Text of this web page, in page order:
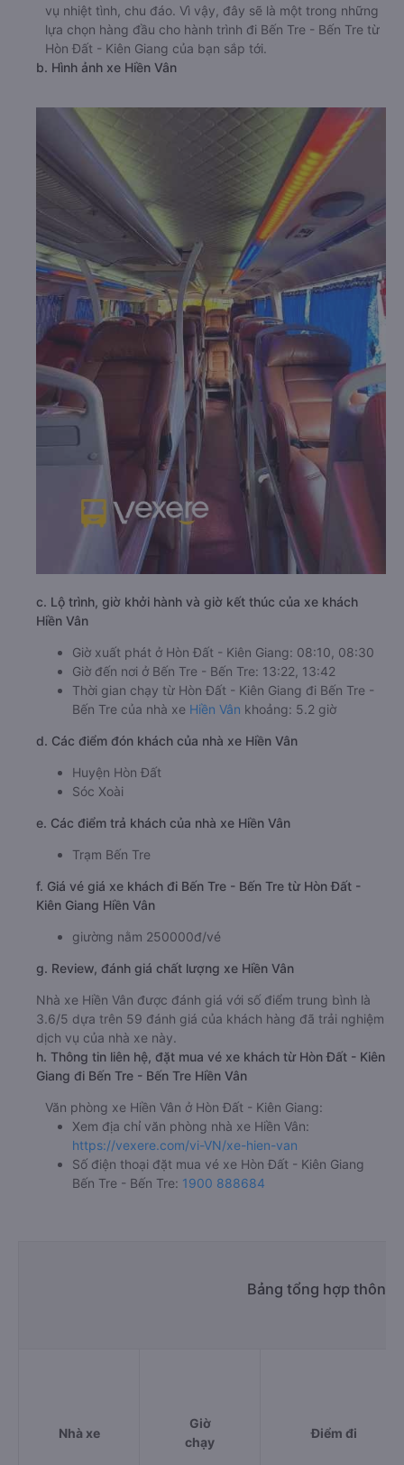
vụ nhiệt tình, chu đáo. Vì vậy, đây sẽ là một trong những
lựa chọn hàng đầu cho hành trình đi Bến Tre - Bến Tre từ
Hòn Đất - Kiên Giang của bạn sắp tới.
b. Hình ảnh xe Hiền Vân
c. Lộ trình, giờ khởi hành và giờ kết thúc của xe khách
Hiền Vân
Giờ xuất phát ở Hòn Đất - Kiên Giang: 08:10, 08:30
Giờ đến nơi ở Bến Tre - Bến Tre: 13:22, 13:42
Thời gian chạy từ Hòn Đất - Kiên Giang đi Bến Tre -
Bến Tre của nhà xe Hiền Vân khoảng: 5.2 giờ
d. Các điểm đón khách của nhà xe Hiền Vân
Huyện Hòn Đất
Sóc Xoài
e. Các điểm trả khách của nhà xe Hiền Vân
Trạm Bến Tre
f. Giá vé giá xe khách đi Bến Tre - Bến Tre từ Hòn Đất -
Kiên Giang Hiền Vân
giường nằm 250000đ/vé
g. Review, đánh giá chất lượng xe Hiền Vân
Nhà xe Hiền Vân được đánh giá với số điểm trung bình là
3.6/5 dựa trên 59 đánh giá của khách hàng đã trải nghiệm
dịch vụ của nhà xe này.
h. Thông tin liên hệ, đặt mua vé xe khách từ Hòn Đất - Kiên
Giang đi Bến Tre - Bến Tre Hiền Vân
Văn phòng xe Hiền Vân ở Hòn Đất - Kiên Giang:
Xem địa chỉ văn phòng nhà xe Hiền Vân:
https://vexere.com/vi-VN/xe-hien-van
Số điện thoại đặt mua vé xe Hòn Đất - Kiên Giang
Bến Tre - Bến Tre: 1900 888684
Bảng tổng hợp thông
Nhà xe
Giờ
chạy
Điểm đi